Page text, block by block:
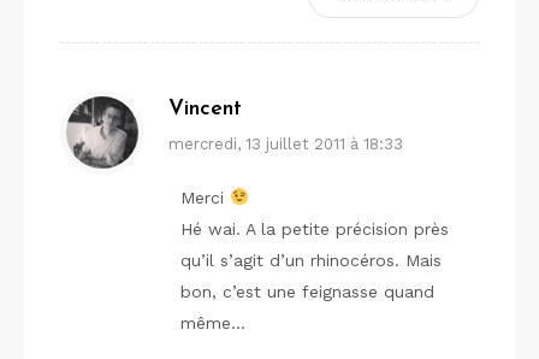
Vincent
mercredi, 13 juillet 2011 à 18:33
Merci
Hé wai. A la petite précision près
qu’il s’agit d’un rhinocéros. Mais
bon, c’est une feignasse quand
même…